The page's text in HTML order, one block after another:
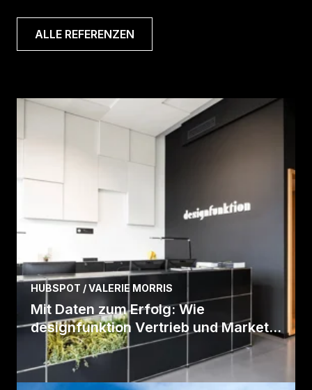
ALLE REFERENZEN
HUBSPOT / VALERIE MORRIS
Mit Daten zum Erfolg: Wie
designfunktion Vertrieb und Market...